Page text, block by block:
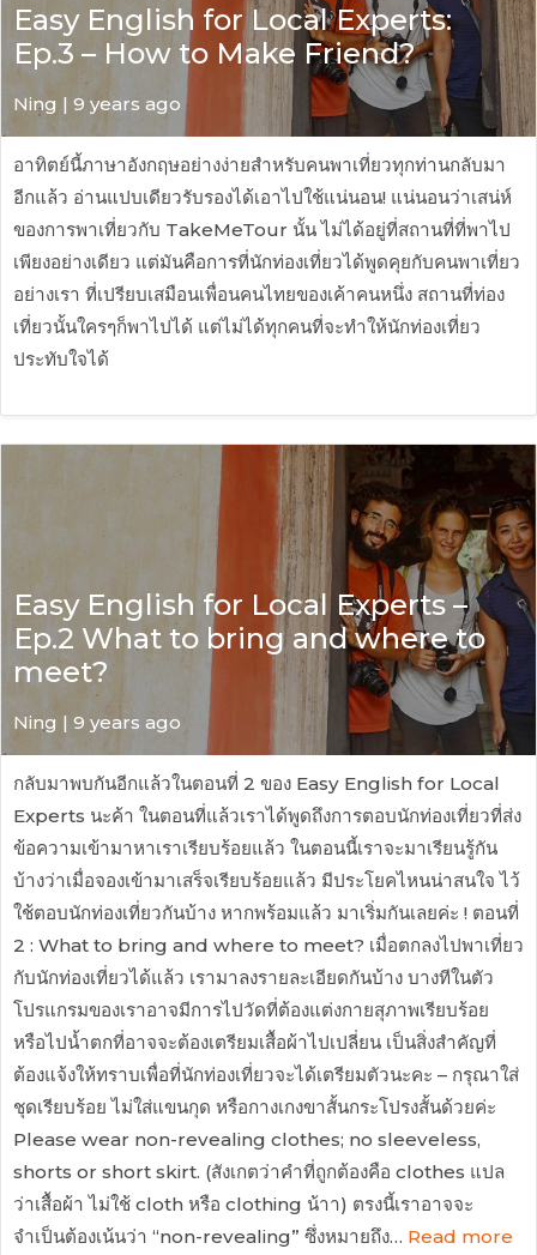
Easy English for Local Experts:
Ep.3 – How to Make Friend?
Ning | 9 years ago
อาทิตย์นี้ภาษาอังกฤษอย่างง่ายสำหรับคนพาเที่ยวทุกท่านกลับมา
อีกแล้ว อ่านแปบเดียวรับรองได้เอาไปใช้แน่นอน! แน่นอนว่าเสน่ห์
ของการพาเที่ยวกับ TakeMeTour นั้น ไม่ได้อยู่ที่สถานที่ที่พาไป
เพียงอย่างเดียว แต่มันคือการที่นักท่องเที่ยวได้พูดคุยกับคนพาเที่ยว
อย่างเรา ที่เปรียบเสมือนเพื่อนคนไทยของเค้าคนหนึ่ง สถานที่ท่อง
เที่ยวนั้นใครๆก็พาไปได้ แต่ไม่ได้ทุกคนที่จะทำให้นักท่องเที่ยว
ประทับใจได้
Easy English for Local Experts –
Ep.2 What to bring and where to
meet?
Ning | 9 years ago
กลับมาพบกันอีกแล้วในตอนที่ 2 ของ Easy English for Local
Experts นะค้า ในตอนที่แล้วเราได้พูดถึงการตอบนักท่องเที่ยวที่ส่ง
ข้อความเข้ามาหาเราเรียบร้อยแล้ว ในตอนนี้เราจะมาเรียนรู้กัน
บ้างว่าเมื่อจองเข้ามาเสร็จเรียบร้อยแล้ว มีประโยคไหนน่าสนใจ ไว้
ใช้ตอบนักท่องเที่ยวกันบ้าง หากพร้อมแล้ว มาเริ่มกันเลยค่ะ ! ตอนที่
2 : What to bring and where to meet? เมื่อตกลงไปพาเที่ยว
กับนักท่องเที่ยวได้แล้ว เรามาลงรายละเอียดกันบ้าง บางทีในตัว
โปรแกรมของเราอาจมีการไปวัดที่ต้องแต่งกายสุภาพเรียบร้อย
หรือไปน้ำตกที่อาจจะต้องเตรียมเสื้อผ้าไปเปลี่ยน เป็นสิ่งสำคัญที่
ต้องแจ้งให้ทราบเพื่อที่นักท่องเที่ยวจะได้เตรียมตัวนะคะ – กรุณาใส่
ชุดเรียบร้อย ไม่ใส่แขนกุด หรือกางเกงขาสั้นกระโปรงสั้นด้วยค่ะ
Please wear non-revealing clothes; no sleeveless,
shorts or short skirt. (สังเกตว่าคำที่ถูกต้องคือ clothes แปล
ว่าเสื้อผ้า ไม่ใช้ cloth หรือ clothing น้าา) ตรงนี้เราอาจจะ
จำเป็นต้องเน้นว่า “non-revealing” ซึ่งหมายถึง… Read more